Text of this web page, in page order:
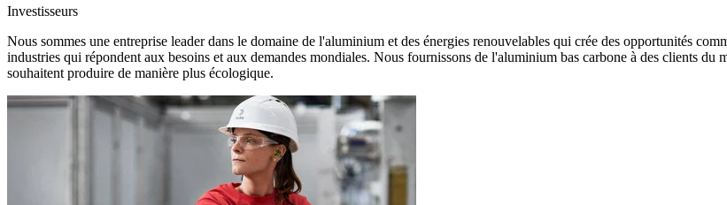
Investisseurs
Nous sommes une entreprise leader dans le domaine de l'aluminium et des énergies renouvelables qui crée des opportunités
industries qui répondent aux besoins et aux demandes mondiales. Nous fournissons de l'aluminium bas carbone à des clients
souhaitent produire de manière plus écologique.